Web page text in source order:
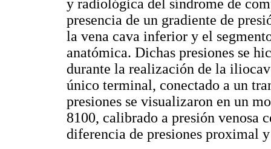
y radiológica del síndrome de
presencia de un gradiente de
la vena cava inferior y el
anatómica. Dichas presiones se
durante la realización de la
único terminal, conectado a un
presiones se visualizaron en un
8100, calibrado a presión venosa
diferencia de presiones proximal